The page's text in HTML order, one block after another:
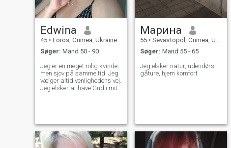
Edwina
45 • Foros, Crimea, Ukraine
Søger: Mand 50 - 90
Jeg er en meget rolig kvinde,
men sjov på samme tid. Jeg
vælger altid venlighedens vej.
Jeg elsker at have Gud i mit
have det sjovt på en bevidst
og sund måde, jeg kan lide
en sund livsstil. Der er
Марина
55 • Sevastopol, Crimea, Ukraine
Søger: Mand 55 - 65
Jeg elsker natur, udendørs
gåture, hjem komfort